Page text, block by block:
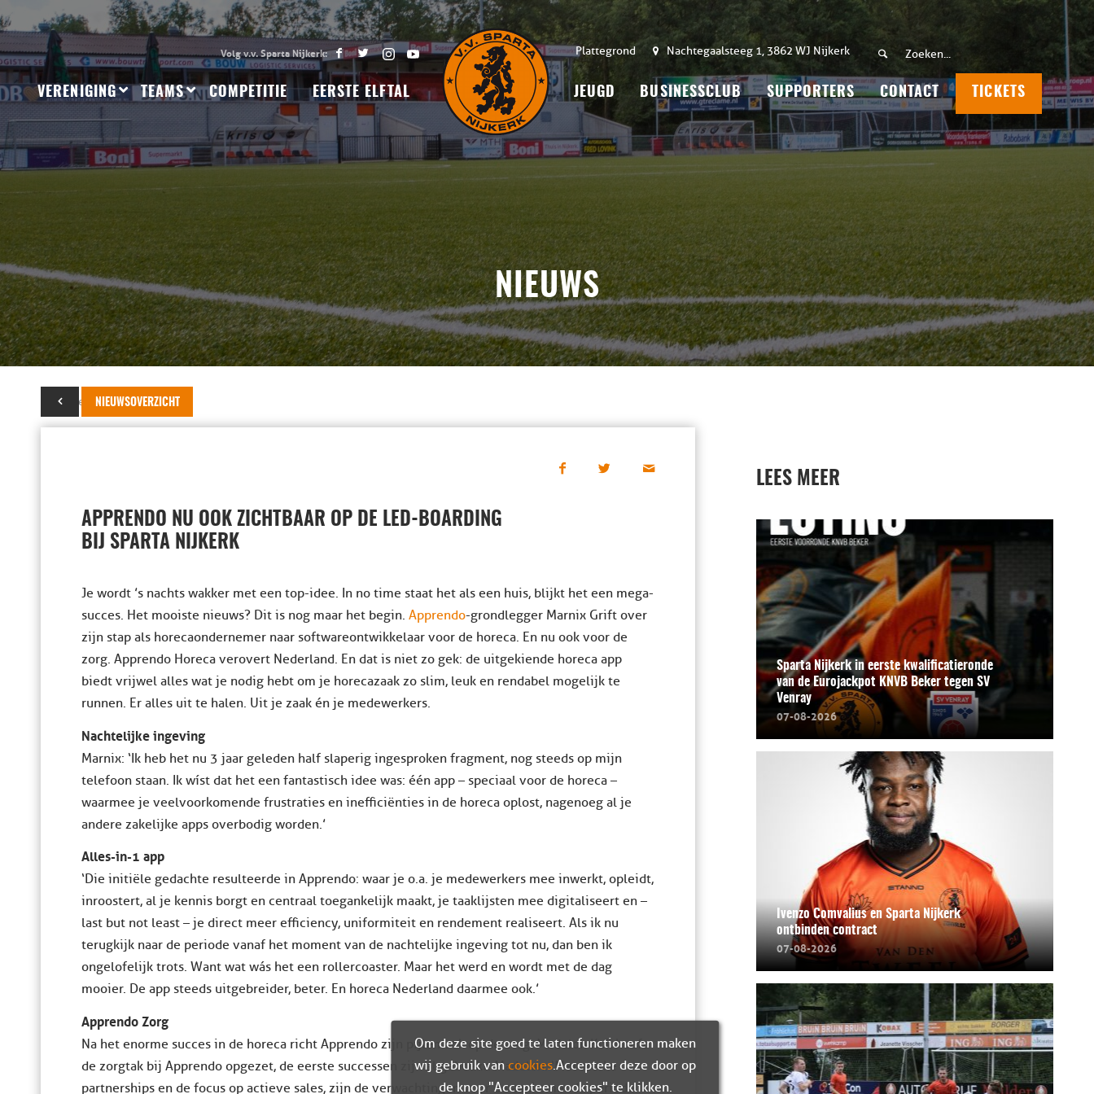
Plattegrond Nachtegaalsteeg 1, 3862 WJ Nijkerk
VERENIGING TEAMS COMPETITIE EERSTE ELFTAL JEUGD BUSINESSCLUB SUPPORTERS CONTACT TICKETS
NIEUWS
NIEUWSOVERZICHT
23 september 2025
APPRENDO NU OOK ZICHTBAAR OP DE LED-BOARDING
BIJ SPARTA NIJKERK
Je wordt ’s nachts wakker met een top-idee. In no time staat het als een huis, blijkt het een mega-
succes. Het mooiste nieuws? Dit is nog maar het begin. Apprendo-grondlegger Marnix Grift over
zijn stap als horecaondernemer naar softwareontwikkelaar voor de horeca. En nu ook voor de
zorg. Apprendo Horeca verovert Nederland. En dat is niet zo gek: de uitgekiende horeca app
biedt vrijwel alles wat je nodig hebt om je horecazaak zo slim, leuk en rendabel mogelijk te
runnen. Er alles uit te halen. Uit je zaak én je medewerkers.
Nachtelijke ingeving
Marnix: ‘Ik heb het nu 3 jaar geleden half slaperig ingesproken fragment, nog steeds op mijn
telefoon staan. Ik wíst dat het een fantastisch idee was: één app – speciaal voor de horeca –
waarmee je veelvoorkomende frustraties en inefficiënties in de horeca oplost, nagenoeg al je
andere zakelijke apps overbodig worden.’
Alles-in-1 app
‘Die initiële gedachte resulteerde in Apprendo: waar je o.a. je medewerkers mee inwerkt, opleidt,
inroostert, al je kennis borgt en centraal toegankelijk maakt, je taaklijsten mee digitaliseert en –
last but not least – je direct meer efficiency, uniformiteit en rendement realiseert. Als ik nu
terugkijk naar de periode vanaf het moment van de nachtelijke ingeving tot nu, dan ben ik
ongelofelijk trots. Want wat wás het een rollercoaster. Maar het werd en wordt met de dag
mooier. De app steeds uitgebreider, beter. En horeca Nederland daarmee ook.’
Apprendo Zorg
Na het enorme succes in de horeca richt Apprendo zijn pijlen ook op de zorg. Madelon Kok heeft
de zorgtak bij Apprendo opgezet, de eerste successen zijn al geboekt. Madelon: ‘Met sterke
partnerships en de focus op actieve sales, zijn de verwachtingen voor de aankomende periode
LEES MEER
Sparta Nijkerk in eerste kwalificatieronde
van de Eurojackpot KNVB Beker tegen SV
Venray
07-08-2026
Ivenzo Comvalius en Sparta Nijkerk
ontbinden contract
07-08-2026
Om deze site goed te laten functioneren maken
wij gebruik van cookies. Accepteer deze door op
de knop "Accepteer cookies" te klikken.